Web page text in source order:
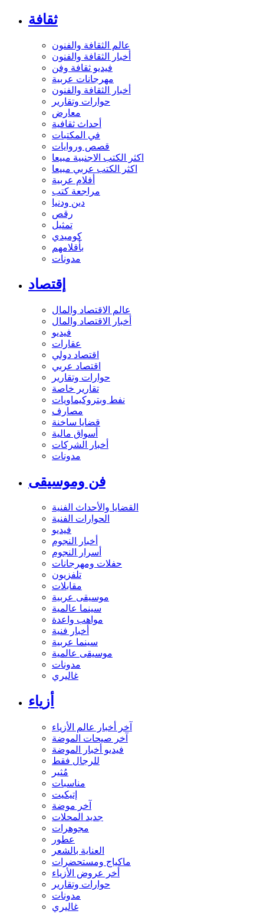
ثقافة
عالم الثقافة والفنون
أخبار الثقافة والفنون
فيديو ثقافة وفن
مهرجانات عربية
أخبار الثقافة والفنون
حوارات وتقارير
معارض
أحداث ثقافية
في المكتبات
قصص وروايات
اكثر الكتب الاجنبية مبيعا
اكثر الكتب عربي مبيعا
أفلام عربية
مراجعة كتب
دين ودنيا
رقص
تمثيل
كوميدي
بأقلامهم
مدونات
إقتصاد
عالم الاقتصاد والمال
أخبار الاقتصاد والمال
فيديو
عقارات
اقتصاد دولي
اقتصاد عربي
حوارات وتقارير
تقارير خاصة
نفط وبتروكيماويات
مصارف
قضايا ساخنة
أسواق مالية
أخبار الشركات
مدونات
فن وموسيقى
القضايا والأحداث الفنية
الحوارات الفنية
فيديو
أخبار النجوم
أسرار النجوم
حفلات ومهرجانات
تلفزيون
مقابلات
موسيقى عربية
سينما عالمية
مواهب واعدة
أخبار فنية
سينما عربية
موسيقى عالمية
مدونات
غاليري
أزياء
آخر أخبار عالم الأزياء
آخر صيحات الموضة
فيديو أخبار الموضة
للرجال فقط
مُثير
مناسبات
إتيكيت
آخر موضة
جديد المحلات
مجوهرات
عطور
العناية بالشعر
ماكياج ومستحضرات
أخر عروض الأزياء
حوارات وتقارير
مدونات
غاليري